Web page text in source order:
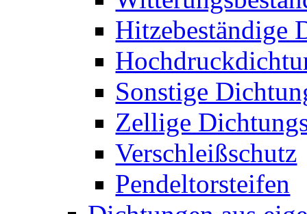
Hitzebeständige
Sonstige
Zellige
Verschleißschutz
Pendeltorsteifen